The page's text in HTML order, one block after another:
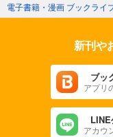
電子書籍・漫画 ブックライ
新刊や
ブッ
アプリ
LINE
アカウ